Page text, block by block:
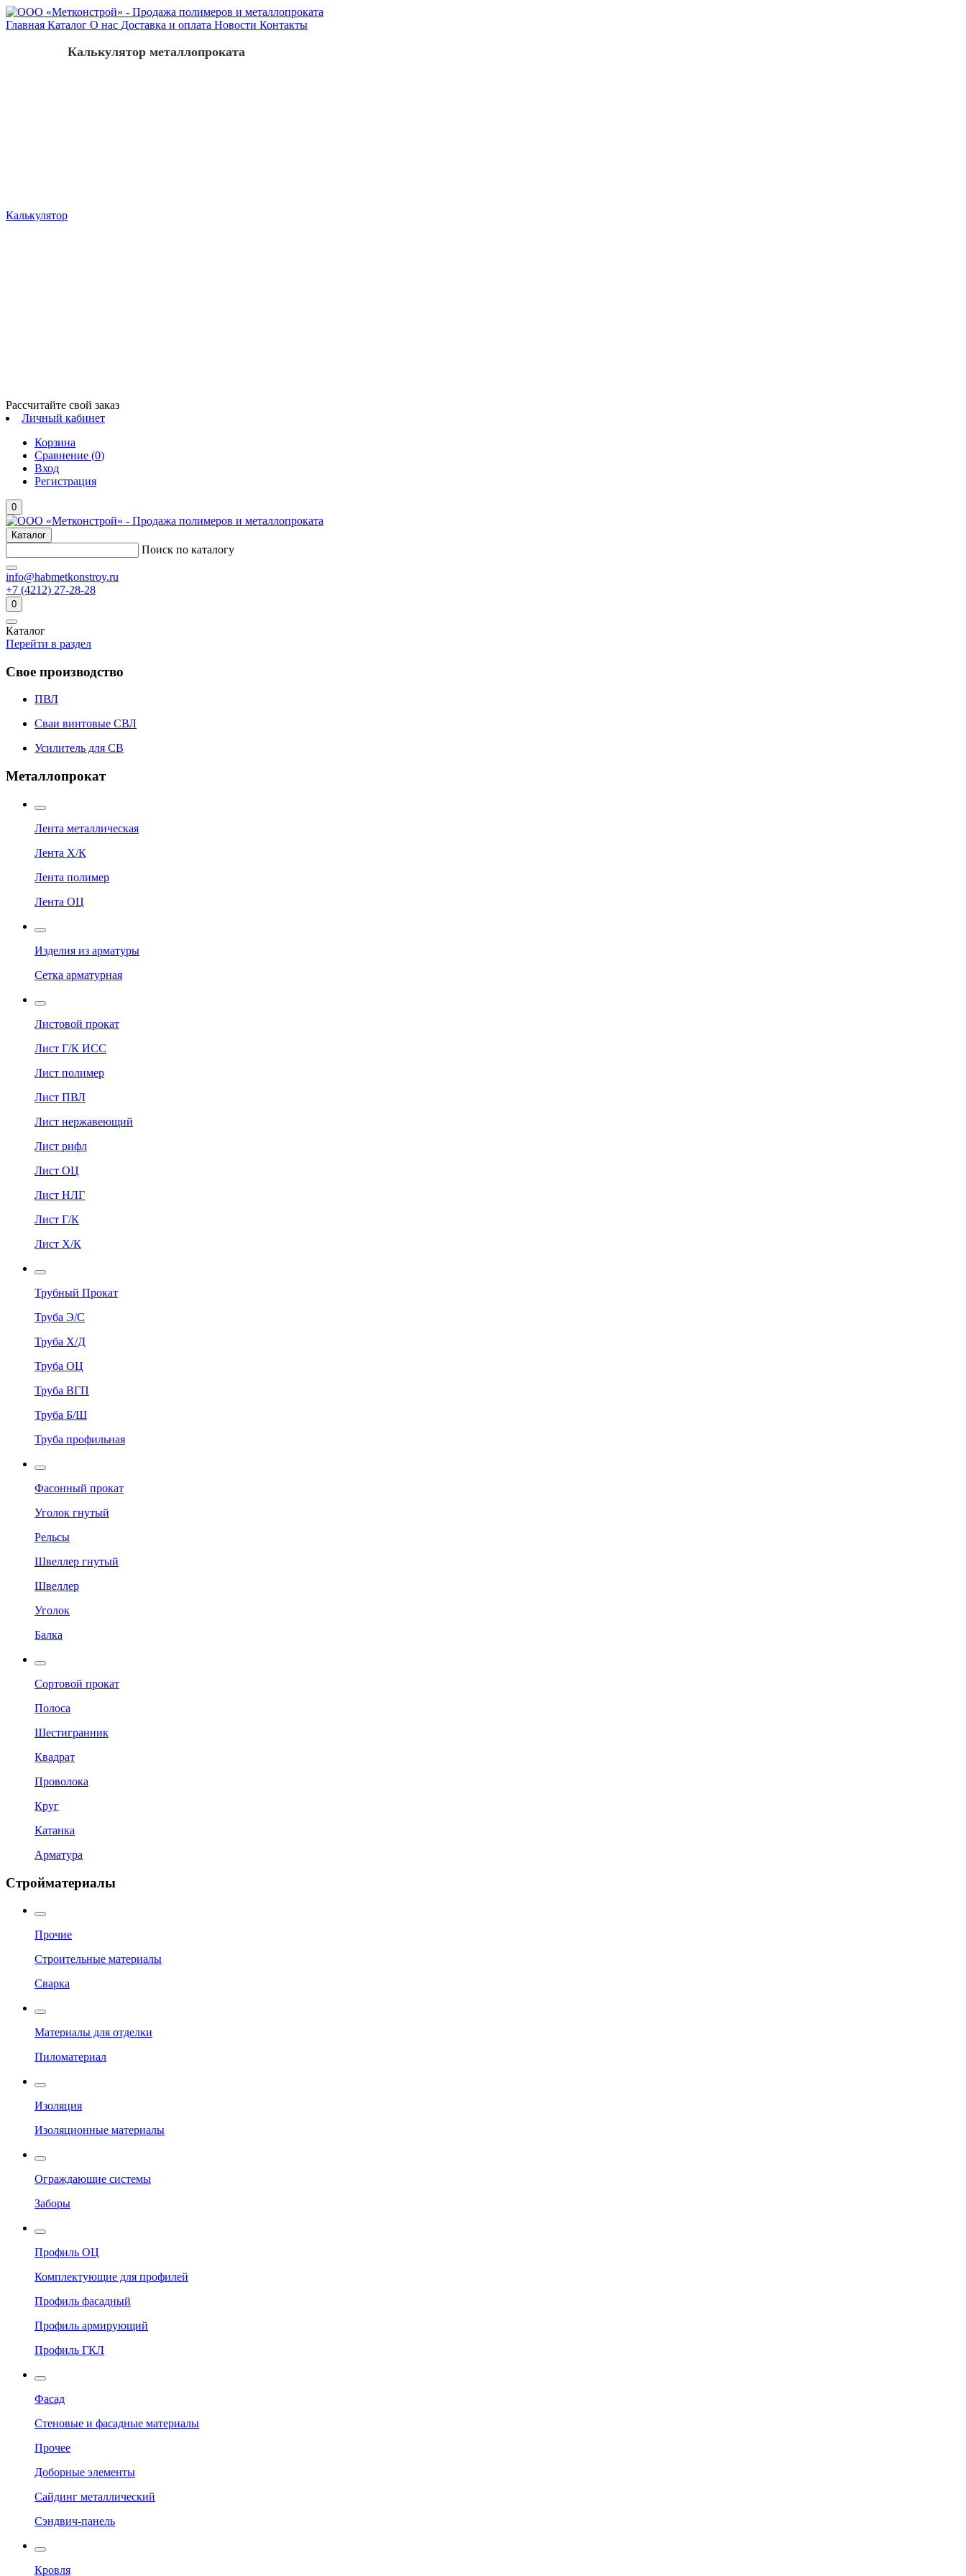
Главная Каталог О нас Доставка и оплата Новости Контакты
Калькулятор
Калькулятор металлопроката
Рассчитайте свой заказ
Личный кабинет
Корзина
Сравнение (0)
Вход
Регистрация
0
Каталог
Поиск по каталогу
info@habmetkonstroy.ru
+7 (4212) 27-28-28
0
Каталог
Перейти в раздел
Свое производство
ПВЛ
Сваи винтовые СВЛ
Усилитель для СВ
Металлопрокат
Лента металлическая
Лента Х/К
Лента полимер
Лента ОЦ
Изделия из арматуры
Сетка арматурная
Листовой прокат
Лист Г/К ИСС
Лист полимер
Лист ПВЛ
Лист нержавеющий
Лист рифл
Лист ОЦ
Лист НЛГ
Лист Г/К
Лист Х/К
Трубный Прокат
Труба Э/С
Труба Х/Д
Труба ОЦ
Труба ВГП
Труба Б/Ш
Труба профильная
Фасонный прокат
Уголок гнутый
Рельсы
Швеллер гнутый
Швеллер
Уголок
Балка
Сортовой прокат
Полоса
Шестигранник
Квадрат
Проволока
Круг
Катанка
Арматура
Стройматериалы
Прочие
Строительные материалы
Сварка
Материалы для отделки
Пиломатериал
Изоляция
Изоляционные материалы
Ограждающие системы
Заборы
Профиль ОЦ
Комплектующие для профилей
Профиль фасадный
Профиль армирующий
Профиль ГКЛ
Фасад
Стеновые и фасадные материалы
Прочее
Доборные элементы
Сайдинг металлический
Сэндвич-панель
Кровля